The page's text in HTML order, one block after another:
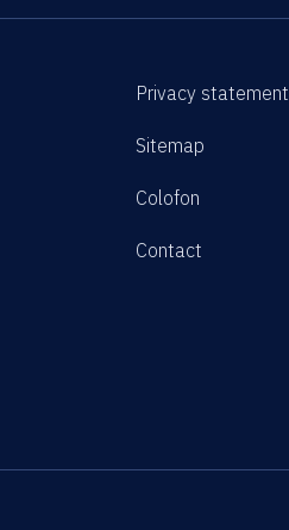
Privacy statement
Sitemap
Colofon
Contact